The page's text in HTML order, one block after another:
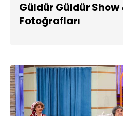
Güldür Güldür Show
Fotoğrafları